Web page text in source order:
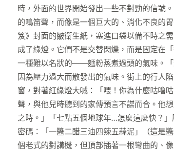
時，外面的世界開始發出一些不對勁的信
的鳴笛聲，而像是一個巨大的、消化不良的
笈》封面的皺衛生紙，塞進口袋以備不時之
成了綠燈。它們不是交替閃爍，而是固定在
一種難以名狀的——麵粉蒸煮過頭的氣味。「
因為壓力過大而散發出的氣味。街上的行人
窗，對著紅綠燈大喊：「喂！你為什麼咕嚕
聲，與他兒時聽到的家傳預言不謀而合。他
之時。」「七點五個地球年…怎麼這麼快？
密碼：「一醬二醋三油四辣五蒜泥」（這是
個老式的對講機，但頂部插著一根彎曲的、